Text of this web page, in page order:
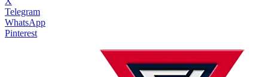
Telegram
WhatsApp
Pinterest